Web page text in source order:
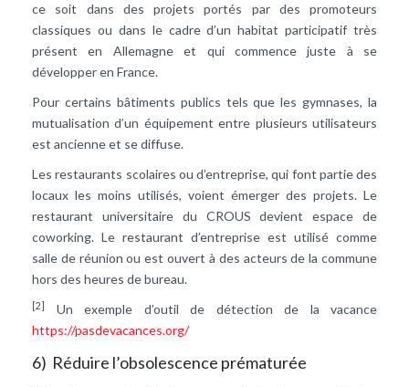
ce soit dans des projets portés par des promoteurs
classiques ou dans le cadre d’un habitat participatif très
présent en Allemagne et qui commence juste à se
développer en France.
Pour certains bâtiments publics tels que les gymnases, la
mutualisation d’un équipement entre plusieurs utilisateurs
est ancienne et se diffuse.
Les restaurants scolaires ou d’entreprise, qui font partie des
locaux les moins utilisés, voient émerger des projets. Le
restaurant universitaire du CROUS devient espace de
coworking. Le restaurant d’entreprise est utilisé comme
salle de réunion ou est ouvert à des acteurs de la commune
hors des heures de bureau.
[2]
Un exemple d’outil de détection de la vacance
https://pasdevacances.org/
6) Réduire l’obsolescence prématurée